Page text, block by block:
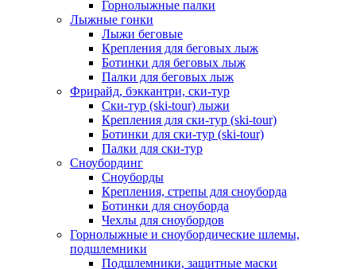
Горнолыжные палки
Лыжные гонки
Лыжи беговые
Крепления для беговых лыж
Ботинки для беговых лыж
Палки для беговых лыж
Фрирайд, бэккантри, ски-тур
Ски-тур (ski-tour) лыжи
Крепления для ски-тур (ski-tour)
Ботинки для ски-тур (ski-tour)
Палки для ски-тур
Сноубординг
Сноуборды
Крепления, стрепы для сноуборда
Ботинки для сноуборда
Чехлы для сноубордов
Горнолыжные и сноубордические шлемы,
подшлемники
Подшлемники, защитные маски